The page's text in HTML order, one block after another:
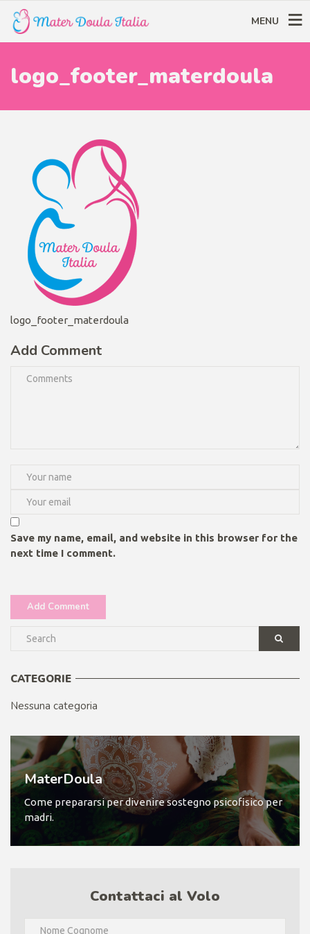
MENU
logo_footer_materdoula
logo_footer_materdoula
Add Comment
Save my name, email, and website in this browser for the
next time I comment.
CATEGORIE
Nessuna categoria
MaterDoula
Come prepararsi per divenire sostegno psicofisico per
madri.
Contattaci al Volo